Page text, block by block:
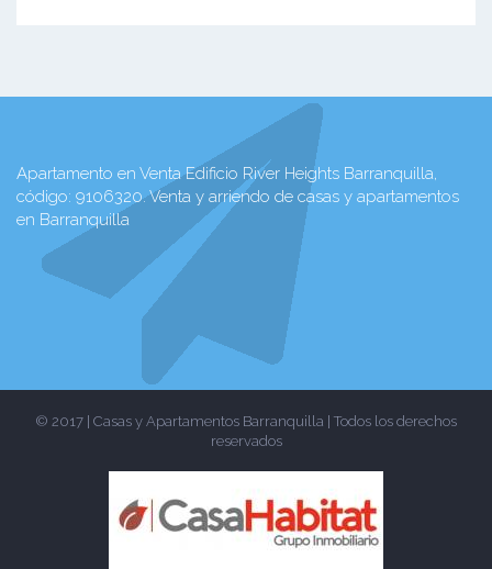
Apartamento en Venta Edificio River Heights Barranquilla,
código: 9106320. Venta y arriendo de casas y apartamentos
en Barranquilla
© 2017 | Casas y Apartamentos Barranquilla | Todos los derechos
reservados